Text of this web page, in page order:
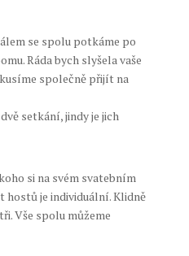
se spolu potkáme po
Ráda bych slyšela vaše
společně přijít na
setkání, jindy je jich
si na svém svatebním
hostů je individuální. Klidně
Vše spolu můžeme